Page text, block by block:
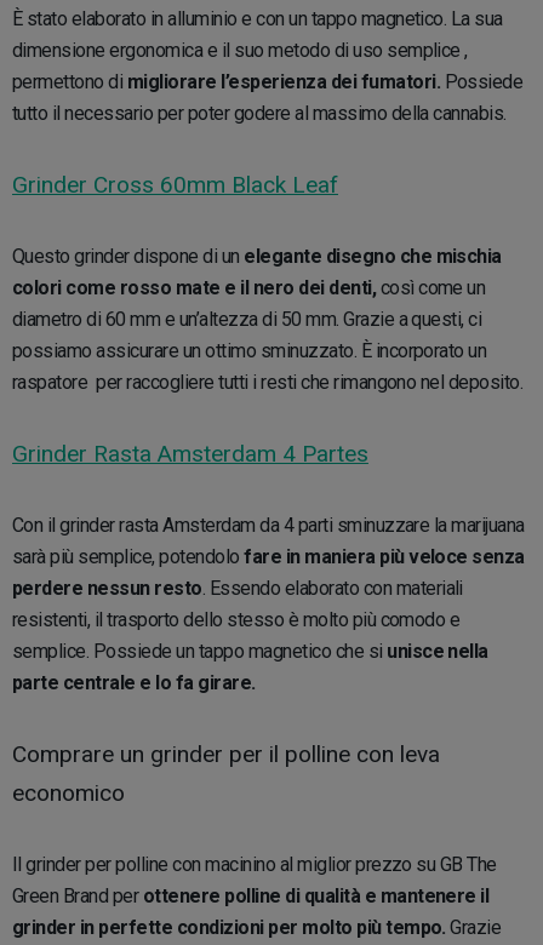
È stato elaborato in alluminio e con un tappo magnetico. La sua
dimensione ergonomica e il suo metodo di uso semplice ,
permettono di migliorare l’esperienza dei fumatori. Possiede
tutto il necessario per poter godere al massimo della cannabis.
Grinder Cross 60mm Black Leaf
Questo grinder dispone di un elegante disegno che mischia
colori come rosso mate e il nero dei denti,così come un
diametro di 60 mm e un’altezza di 50 mm. Grazie a questi, ci
possiamo assicurare un ottimo sminuzzato. È incorporato un
raspatore per raccogliere tutti i resti che rimangono nel deposito.
Grinder Rasta Amsterdam 4 Partes
Con il grinder rasta Amsterdam da 4 parti sminuzzare la marijuana
sarà più semplice, potendolo fare in maniera più veloce senza
perdere nessun resto . Essendo elaborato con materiali
resistenti, il trasporto dello stesso è molto più comodo e
semplice. Possiede un tappo magnetico che si unisce nella
parte centrale e lo fa girare.
Comprare un grinder per il polline con leva
economico
Il grinder per polline con macinino al miglior prezzo su GB The
Green Brand perottenere polline di qualità e mantenere il
grinder in perfette condizioni per molto più tempo. Grazie